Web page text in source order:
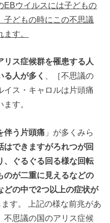
EBウイルスには子どもの
子どもの時にこの不思議
す。
リス症候群を罹患する人
人が多く
、［不思議の
イス・キャロルは片頭痛
す。
伴う片頭痛 」が多くみら
はできますがろれつが回
、ぐるぐる回る様な回転
のが二重に見えるなどの
どの中で2つ以上の症状が
ます。 上記の様な前兆があ
不思議の国のアリス症候